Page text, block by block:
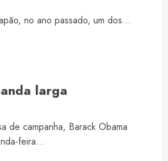
no ano passado, um dos...
larga
de campanha, Barack Obama
feira...